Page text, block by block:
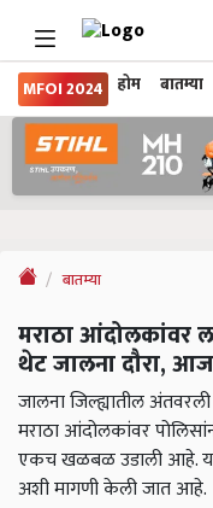
MFOI 2024 होम बातम्या
बातम्या
मराठा आंदोलकांवर
थेट जालना दौरा,
जालना जिल्ह्यातील
मराठा आंदोलकांवर
एकच खळबळ उडाली आहे.
अशी मागणी केली जात आहे.